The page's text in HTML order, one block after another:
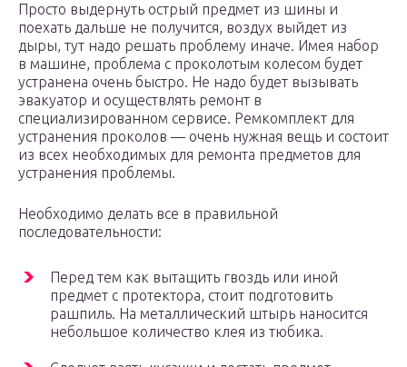
Просто выдернуть острый предмет из шины и
поехать дальше не получится, воздух выйдет из
дыры, тут надо решать проблему иначе. Имея набор
в машине, проблема с проколотым колесом будет
устранена очень быстро. Не надо будет вызывать
эвакуатор и осуществлять ремонт в
специализированном сервисе. Ремкомплект для
устранения проколов — очень нужная вещь и состоит
из всех необходимых для ремонта предметов для
устранения проблемы.
Необходимо делать все в правильной
последовательности:
Перед тем как вытащить гвоздь или иной
предмет с протектора, стоит подготовить
рашпиль. На металлический штырь наносится
небольшое количество клея из тюбика.